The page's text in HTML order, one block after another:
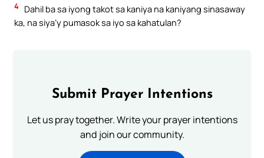
4 Dahil ba sa iyong takot sa kaniya na kaniyang sinasaway
ka, na siya’y pumasok sa iyo sa kahatulan?
Submit Prayer Intentions
Let us pray together. Write your prayer intentions
and join our community.